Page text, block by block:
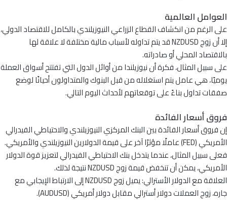
العوامل العالمية
على الرغم من انكشاف القطاع الزراعي النيوزيلندي بالكامل للاقتصاد الدولي،
إلا أن زوج NZDUSD قد يتم تداوله لأسباب مالية مختلفة لا علاقة لها
بالاقتصاد المحلي أو صادراته.
على سبيل المثال، فكرة أن نيوزيلندا من أوائل الدول التي تفتتح أسواق العملة
يوميًا، هي عامل يتم استغلاله من قبل البنوك والمتداولون أحيانًا لوضع
صفقات تداول بناءً على توقعاتهم لأحداث اليوم التالي.
فروق أسعار الفائدة
إن فروق أسعار الفائدة بين البنك المركزي النيوزيلندي والاحتياطي الفيدرالي
الأمريكي (FED) عاملًا مؤثرًا آخر على قيمة الدولارين النيوزيلندي والأمريكي.
فعلى سبيل المثال، عندما يتدخل بنك الاحتياطي الفيدرالي لتعزيز قوة الدولار
الأمريكي، يمكن أن تنخفض قيمة زوج NZDUSD نتيجة لذلك.
العلاقة مع الدولار الأسترالي: يميل زوج NZDUSD إلى الارتباط الإيجابي مع
جاره، زوج العملات دولار أسترالي مقابل دولار أمريكي (AUDUSD).